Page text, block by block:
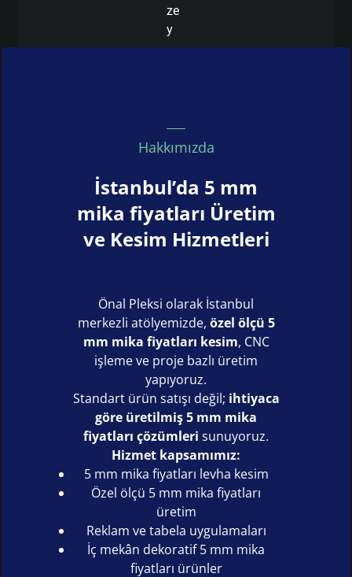
ze
y
Hakkımızda
İstanbul’da 5 mm
mika fiyatları Üretim
ve Kesim Hizmetleri
Önal Pleksi olarak İstanbul
merkezli atölyemizde, özel ölçü 5
mm mika fiyatları kesim, CNC
işleme ve proje bazlı üretim
yapıyoruz.
Standart ürün satışı değil; ihtiyaca
göre üretilmiş 5 mm mika
fiyatları çözümleri sunuyoruz.
Hizmet kapsamımız:
5 mm mika fiyatları levha kesim
Özel ölçü 5 mm mika fiyatları
üretim
Reklam ve tabela uygulamaları
İç mekân dekoratif 5 mm mika
fiyatları ürünler